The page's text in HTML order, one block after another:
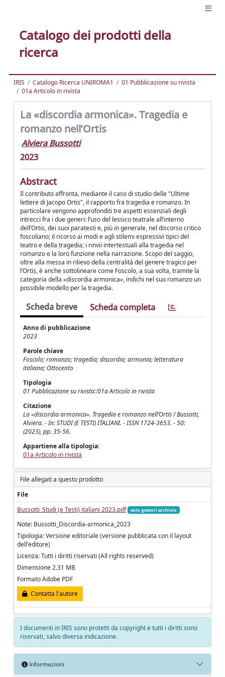
Catalogo dei prodotti della
ricerca
IRIS Catalogo Ricerca UNIROMA1
01 Pubblicazione su rivista
01a Articolo in rivista
La «discordia armonica». Tragedia e
romanzo nell’Ortis
Alviera Bussotti
2023
Abstract
Il contributo affronta, mediante il caso di studio delle "Ultime
lettere di Jacopo Ortis", il rapporto fra tragedia e romanzo. In
particolare vengono approfonditi tre aspetti essenziali degli
intrecci fra i due generi: l’uso del lessico teatrale all’interno
dell’Ortis, dei suoi paratesti e, più in generale, nel discorso critico
foscoliano; il ricorso ai modi e agli stilemi espressivi tipici del
teatro e della tragedia; i rinvii intertestuali alla tragedia nel
romanzo e la loro funzione nella narrazione. Scopo del saggio,
oltre alla messa in rilievo della centralità del genere tragico per
l’Ortis, è anche sottolineare come Foscolo, a sua volta, tramite la
categoria della «discordia armonica», indichi nel suo romanzo un
possibile modello per la tragedia.
Scheda breve Scheda completa
Anno di pubblicazione
2023
Parole chiave
Foscolo; romanzo; tragedia; discordia; armonia; letteratura
italiana; Ottocento
Tipologia
01 Pubblicazione su rivista::01a Articolo in rivista
Citazione
La «discordia armonica». Tragedia e romanzo nell’Ortis / Bussotti,
Alviera. - In: STUDI (E TESTI) ITALIANI. - ISSN 1724-3653. - 50:
(2023), pp. 35-56.
Appartiene alla tipologia:
01a Articolo in rivista
File allegati a questo prodotto
File
Bussotti_Studi (e Testi) italiani 2023.pdf
solo gestori archivio
Note: Bussotti_Discordia-armonica_2023
Tipologia: Versione editoriale (versione pubblicata con il layout
dell'editore)
Licenza: Tutti i diritti riservati (All rights reserved)
Dimensione 2.31 MB
Formato Adobe PDF
Contatta l'autore
I documenti in IRIS sono protetti da copyright e tutti i diritti sono
riservati, salvo diversa indicazione.
Informazioni